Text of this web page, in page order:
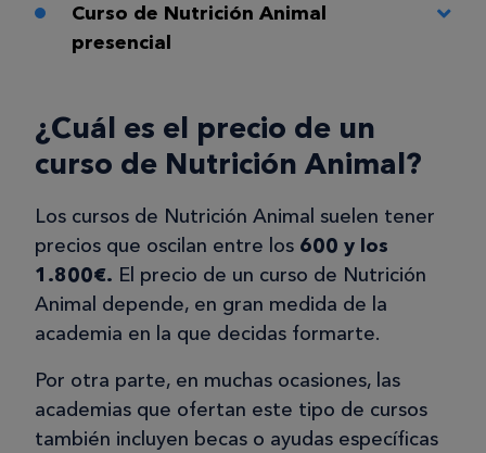
Curso de Nutrición Animal
presencial
¿Cuál es el precio de un
curso de Nutrición Animal?
Los cursos de Nutrición Animal suelen tener
precios que oscilan entre los 600 y los
1.800€. El precio de un curso de Nutrición
Animal depende, en gran medida de la
academia en la que decidas formarte.
Por otra parte, en muchas ocasiones, las
academias que ofertan este tipo de cursos
también incluyen becas o ayudas específicas